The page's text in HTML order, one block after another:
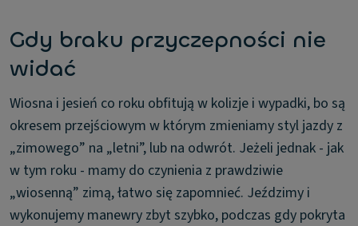
Gdy braku przyczepności nie
widać
Wiosna i jesień co roku obfitują w kolizje i wypadki, bo są
okresem przejściowym w którym zmieniamy styl jazdy z
„zimowego” na „letni”, lub na odwrót. Jeżeli jednak - jak
w tym roku - mamy do czynienia z prawdziwie
„wiosenną” zimą, łatwo się zapomnieć. Jeździmy i
wykonujemy manewry zbyt szybko, podczas gdy pokryta